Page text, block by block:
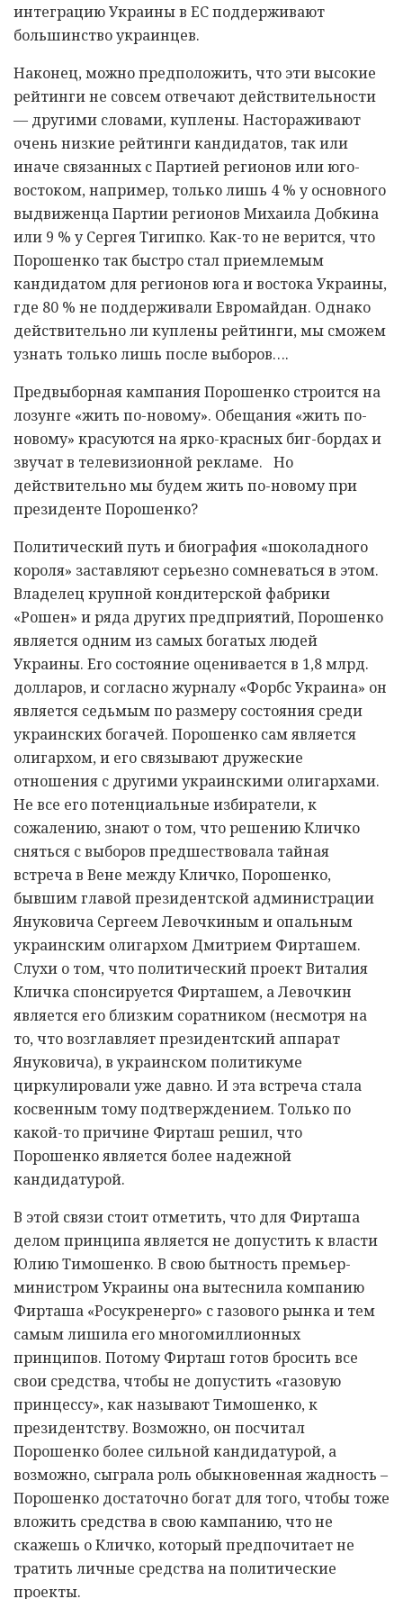
интеграцию Украины в ЕС поддерживают
большинство украинцев.
Наконец, можно предположить, что эти высокие
рейтинги не совсем отвечают действительности
— другими словами, куплены. Настораживают
очень низкие рейтинги кандидатов, так или
иначе связанных с Партией регионов или юго-
востоком, например, только лишь 4 % у основного
выдвиженца Партии регионов Михаила Добкина
или 9 % у Сергея Тигипко. Как-то не верится, что
Порошенко так быстро стал приемлемым
кандидатом для регионов юга и востока Украины,
где 80 % не поддерживали Евромайдан. Однако
действительно ли куплены рейтинги, мы сможем
узнать только лишь после выборов….
Предвыборная кампания Порошенко строится на
лозунге «жить по-новому». Обещания «жить по-
новому» красуются на ярко-красных биг-бордах и
звучат в телевизионной рекламе. Но
действительно мы будем жить по-новому при
президенте Порошенко?
Политический путь и биография «шоколадного
короля» заставляют серьезно сомневаться в этом.
Владелец крупной кондитерской фабрики
«Рошен» и ряда других предприятий, Порошенко
является одним из самых богатых людей
Украины. Его состояние оценивается в 1,8 млрд.
долларов, и согласно журналу «Форбс Украина» он
является седьмым по размеру состояния среди
украинских богачей. Порошенко сам является
олигархом, и его связывают дружеские
отношения с другими украинскими олигархами.
Не все его потенциальные избиратели, к
сожалению, знают о том, что решению Кличко
сняться с выборов предшествовала тайная
встреча в Вене между Кличко, Порошенко,
бывшим главой президентской администрации
Януковича Сергеем Левочкиным и опальным
украинским олигархом Дмитрием Фирташем.
Слухи о том, что политический проект Виталия
Кличка спонсируется Фирташем, а Левочкин
является его близким соратником (несмотря на
то, что возглавляет президентский аппарат
Януковича), в украинском политикуме
циркулировали уже давно. И эта встреча стала
косвенным тому подтверждением. Только по
какой-то причине Фирташ решил, что
Порошенко является более надежной
кандидатурой.
В этой связи стоит отметить, что для Фирташа
делом принципа является не допустить к власти
Юлию Тимошенко. В свою бытность премьер-
министром Украины она вытеснила компанию
Фирташа «Росукренерго» с газового рынка и тем
самым лишила его многомиллионных
принципов. Потому Фирташ готов бросить все
свои средства, чтобы не допустить «газовую
принцессу», как называют Тимошенко, к
президентству. Возможно, он посчитал
Порошенко более сильной кандидатурой, а
возможно, сыграла роль обыкновенная жадность –
Порошенко достаточно богат для того, чтобы тоже
вложить средства в свою кампанию, что не
скажешь о Кличко, который предпочитает не
тратить личные средства на политические
проекты.